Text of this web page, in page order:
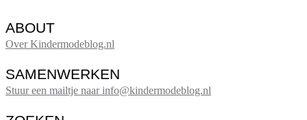
ABOUT
Over Kindermodeblog.nl
SAMENWERKEN
Stuur een mailtje naar info@kindermodeblog.nl